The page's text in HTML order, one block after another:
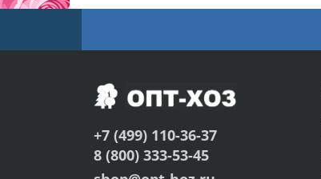
+7 (499) 110-36-37
8 (800) 333-53-45